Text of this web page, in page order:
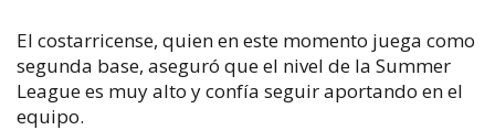
El costarricense, quien en este momento juega como
segunda base, aseguró que el nivel de la Summer
League es muy alto y confía seguir aportando en el
equipo.